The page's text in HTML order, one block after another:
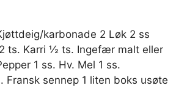
karbonade 2 Løk 2 ss
ts. Karri ½ ts. Ingefær malt eller
1 ss. Hv. Mel 1 ss.
Fransk sennep 1 liten boks usøte